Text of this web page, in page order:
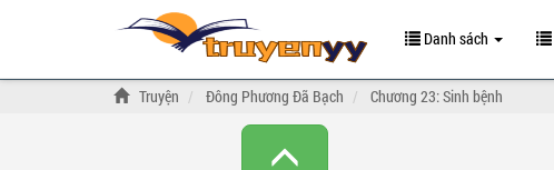
Danh sách
Truyện Đông Phương Đã Bạch Chương 23: Sinh bệnh